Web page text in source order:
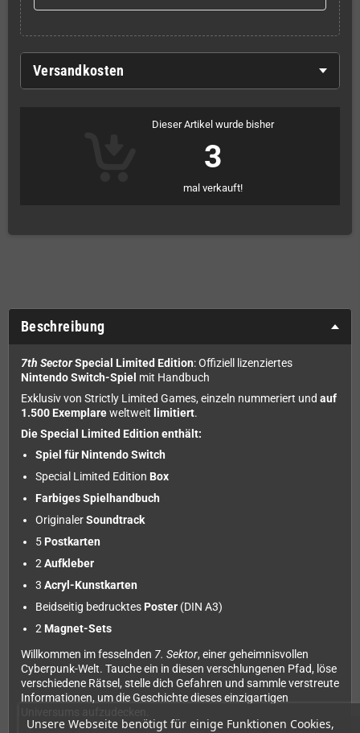
Unsere Webseite benötigt für einige Funktionen Cookies,
Versandkosten
Dieser Artikel wurde bisher
3
mal verkauft!
Beschreibung
7th SectorSpecial Limited Edition: Offiziell lizenziertes
Nintendo Switch-Spiel mit Handbuch
Exklusiv von Strictly Limited Games, einzeln nummeriert und auf
1.500 Exemplareweltweit limitiert.
Die Special Limited Edition enthält:
Spiel für Nintendo Switch
Special Limited Edition Box
Farbiges Spielhandbuch
OriginalerSoundtrack
5 Postkarten
2Aufkleber
3 Acryl-Kunstkarten
Beidseitig bedrucktes Poster(DIN A3)
2 Magnet-Sets
Willkommen im fesselnden 7. Sektor, einer geheimnisvollen
Cyberpunk-Welt. Tauche ein in diesen verschlungenen Pfad, löse
verschiedene Rätsel, stelle dich Gefahren und sammle verstreute
Informationen, um die Geschichte dieses einzigartigen